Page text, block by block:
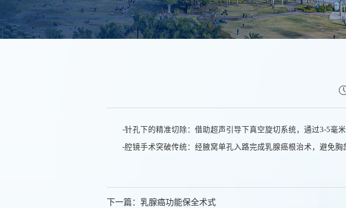
-针孔下的精准切除：借助超声引导下真空旋切系统，通过3-5毫
-腔镜手术突破传统：经腋窝单孔入路完成乳腺癌根治术，避免
下一篇：乳腺癌功能保全术式